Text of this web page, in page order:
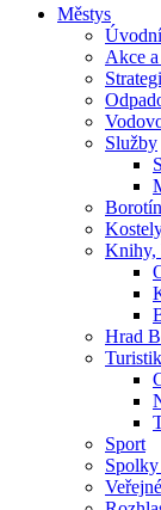
Městys
Akce
Služby
Knihy,
Hrad
Sport